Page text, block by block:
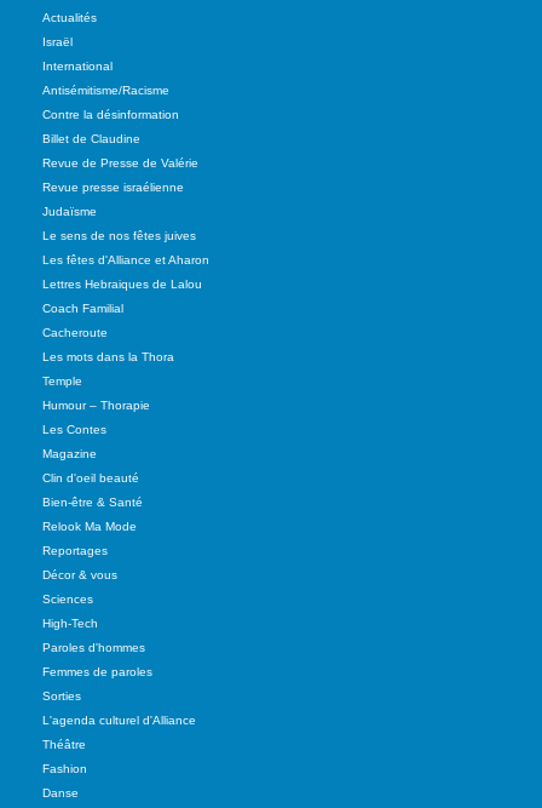
Actualités
Israël
International
Antisémitisme/Racisme
Contre la désinformation
Billet de Claudine
Revue de Presse de Valérie
Revue presse israélienne
Judaïsme
Le sens de nos fêtes juives
Les fêtes d'Alliance et Aharon
Lettres Hebraiques de Lalou
Coach Familial
Cacheroute
Les mots dans la Thora
Temple
Humour – Thorapie
Les Contes
Magazine
Clin d'oeil beauté
Bien-être & Santé
Relook Ma Mode
Reportages
Décor & vous
Sciences
High-Tech
Paroles d'hommes
Femmes de paroles
Sorties
L'agenda culturel d'Alliance
Théâtre
Fashion
Danse